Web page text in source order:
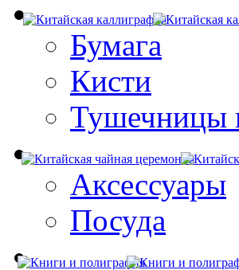
Бумага
Кисти
Тушечницы
Аксессуары
Посуда